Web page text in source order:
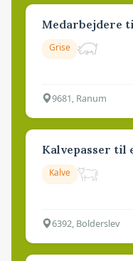
Medarbejdere
Grise
9681, Ranum
Kalvepasser til
Kalve
6392, Bolderslev